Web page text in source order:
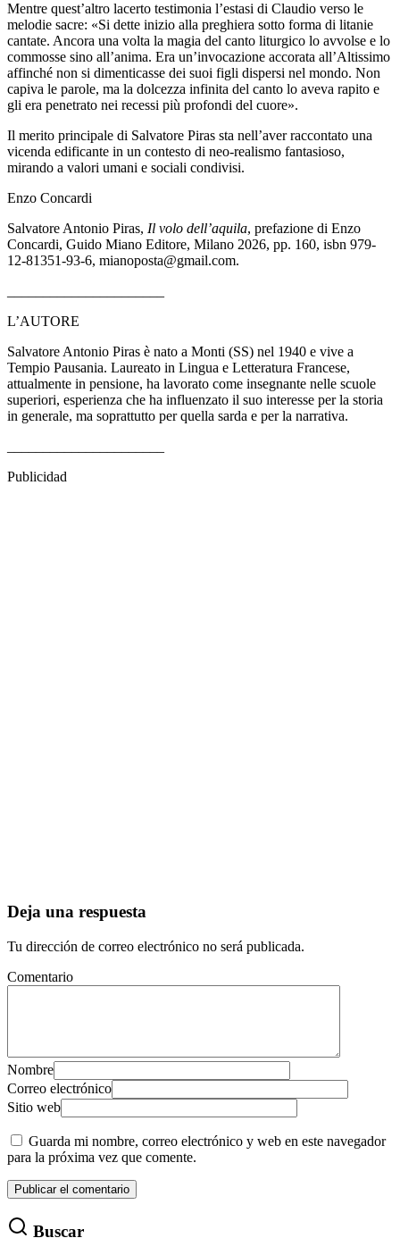
Mentre quest’altro lacerto testimonia l’estasi di Claudio verso le
melodie sacre: «Si dette inizio alla preghiera sotto forma di litanie
cantate. Ancora una volta la magia del canto liturgico lo avvolse e lo
commosse sino all’anima. Era un’invocazione accorata all’Altissimo
affinché non si dimenticasse dei suoi figli dispersi nel mondo. Non
capiva le parole, ma la dolcezza infinita del canto lo aveva rapito e
gli era penetrato nei recessi più profondi del cuore».
Il merito principale di Salvatore Piras sta nell’aver raccontato una
vicenda edificante in un contesto di neo-realismo fantasioso,
mirando a valori umani e sociali condivisi.
Enzo Concardi
Salvatore Antonio Piras, Il volo dell’aquila, prefazione di Enzo
Concardi, Guido Miano Editore, Milano 2026, pp. 160, isbn 979-
12-81351-93-6, mianoposta@gmail.com.
L’AUTORE
Salvatore Antonio Piras è nato a Monti (SS) nel 1940 e vive a
Tempio Pausania. Laureato in Lingua e Letteratura Francese,
attualmente in pensione, ha lavorato come insegnante nelle scuole
superiori, esperienza che ha influenzato il suo interesse per la storia
in generale, ma soprattutto per quella sarda e per la narrativa.
Publicidad
Deja una respuesta
Tu dirección de correo electrónico no será publicada.
Comentario
Nombre
Correo electrónico
Sitio web
Guarda mi nombre, correo electrónico y web en este navegador
para la próxima vez que comente.
Buscar